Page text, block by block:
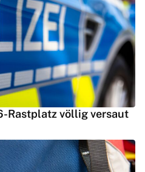
Rastplatz völlig versaut